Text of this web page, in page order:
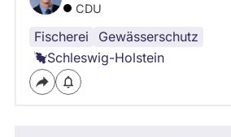
CDU
Fischerei
Gewässerschutz
Schleswig-Holstein